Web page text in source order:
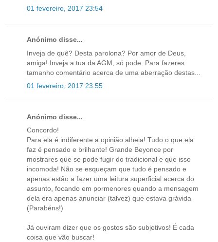
01 fevereiro, 2017 23:54
Anónimo disse...
Inveja de quê? Desta parolona? Por amor de Deus,
amiga! Inveja a tua da AGM, só pode. Para fazeres
tamanho comentário acerca de uma aberração destas...
01 fevereiro, 2017 23:55
Anónimo disse...
Concordo!
Para ela é indiferente a opinião alheia! Tudo o que ela
faz é pensado e brilhante! Grande Beyonce por
mostrares que se pode fugir do tradicional e que isso
incomoda! Não se esqueçam que tudo é pensado e
apenas estão a fazer uma leitura superficial acerca do
assunto, focando em pormenores quando a mensagem
dela era apenas anunciar (talvez) que estava grávida
(Parabéns!)
Já ouviram dizer que os gostos são subjetivos! É cada
coisa que vão buscar!